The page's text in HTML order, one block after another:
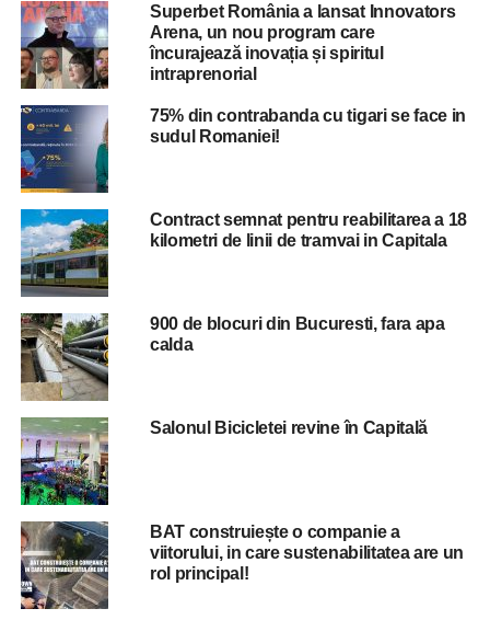
sistem. Insa, nici nu am apucat sa ne asezam bine pe
acest “podium”, pentru ca, ironic, din dorinta de
modernizare, sistemul a fost eliminat din majoritatea
statiilor.
“In prezent, plata
calatoriei se poate
realiza prin intermediul
cardurilor bancare
contactless doar in
statiile unde sistemul
de taxare nu a fost inca
modernizat si anume:
Nicolae Grigorescu 2, 1
Decembrie 1918,
Nicolae Teclu, Anghel
Saligny, Gara de Nord 2,
Superbet România a lansat Innovators
Arena, un nou program care
încurajează inovația și spiritul
intraprenorial
75% din contrabanda cu tigari se face in
sudul Romaniei!
Contract semnat pentru reabilitarea a 18
kilometri de linii de tramvai in Capitala
900 de blocuri din Bucuresti, fara apa
calda
Salonul Bicicletei revine în Capitală
BAT construiește o companie a
viitorului, in care sustenabilitatea are un
rol principal!